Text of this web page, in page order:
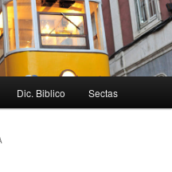
Dic. Biblico Sectas